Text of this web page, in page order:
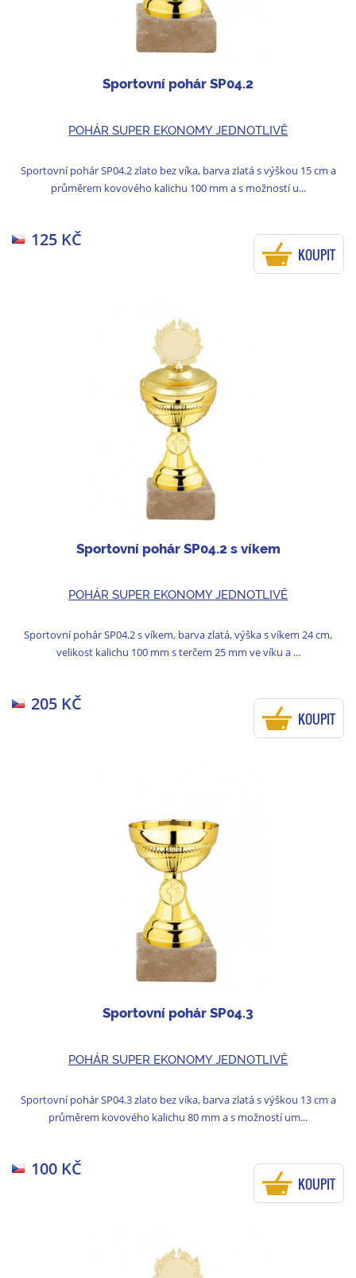
Sportovní pohár SP04.2
POHÁR SUPER EKONOMY JEDNOTLIVĚ
Sportovní pohár SP04.2 zlato bez víka, barva zlatá s výškou 15 cm a
průměrem kovového kalichu 100 mm a s možností u...
125 KČ
KOUPIT
Sportovní pohár SP04.2 s víkem
POHÁR SUPER EKONOMY JEDNOTLIVĚ
Sportovní pohár SP04.2 s víkem, barva zlatá, výška s víkem 24 cm,
velikost kalichu 100 mm s terčem 25 mm ve víku a ...
205 KČ
KOUPIT
Sportovní pohár SP04.3
POHÁR SUPER EKONOMY JEDNOTLIVĚ
Sportovní pohár SP04.3 zlato bez víka, barva zlatá s výškou 13 cm a
průměrem kovového kalichu 80 mm a s možností um...
100 KČ
KOUPIT